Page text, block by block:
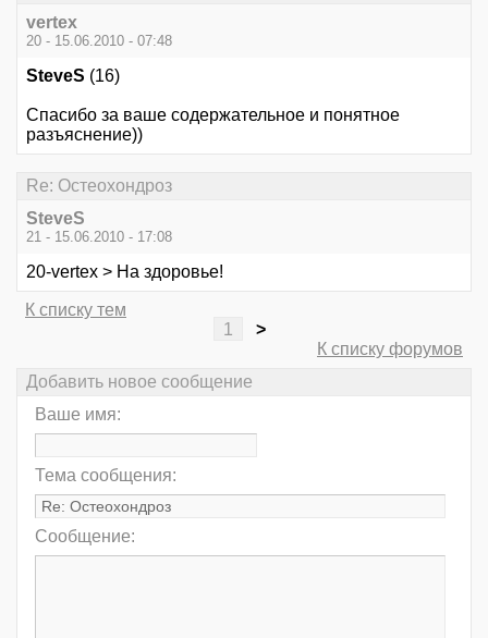
vertex
20 - 15.06.2010 - 07:48
SteveS (16)
Спасибо за ваше содержательное и понятное
разъяснение))
Re: Остеохондроз
SteveS
21 - 15.06.2010 - 17:08
20-vertex > На здоровье!
К списку тем
1
>
К списку форумов
Добавить новое сообщение
Ваше имя:
Тема сообщения:
Сообщение: